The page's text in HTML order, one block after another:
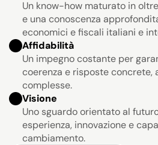
Un know-how maturato in
e una conoscenza
economici e fiscali italiani e
Affidabilità
Un impegno costante per
coerenza e risposte concrete,
complesse.
Visione
Uno sguardo orientato al
esperienza, innovazione e
cambiamento.